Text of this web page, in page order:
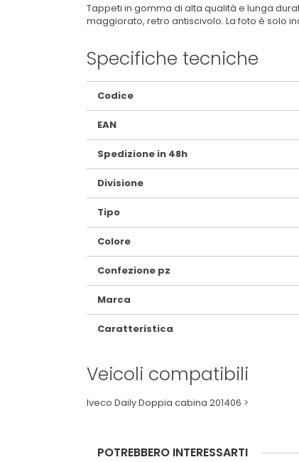
Tappeti in gomma di alta qualità e lunga
maggiorato, retro antiscivolo. La foto è solo
Specifiche tecniche
Maggiori
Informazioni
Codice
EAN
Spedizione in 48h
Divisione
Tipo
Colore
Confezione pz
Marca
Caratteristica
Veicoli compatibili
Iveco Daily Doppia cabina 201406 >
POTREBBERO INTERESSARTI